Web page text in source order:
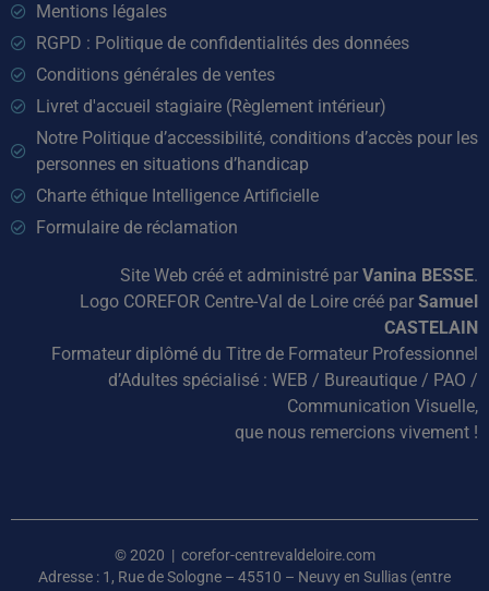
Mentions légales
RGPD : Politique de confidentialités des données
Conditions générales de ventes
Livret d'accueil stagiaire (Règlement intérieur)
Notre Politique d’accessibilité, conditions d’accès pour les
personnes en situations d’handicap
Charte éthique Intelligence Artificielle
Formulaire de réclamation
Site Web créé et administré par Vanina BESSE.
Logo COREFOR Centre-Val de Loire créé par Samuel
CASTELAIN
Formateur diplômé du Titre de Formateur Professionnel
d’Adultes spécialisé : WEB / Bureautique / PAO /
Communication Visuelle,
que nous remercions vivement !
© 2020 | corefor-centrevaldeloire.com
Adresse : 1, Rue de Sologne – 45510 – Neuvy en Sullias (entre